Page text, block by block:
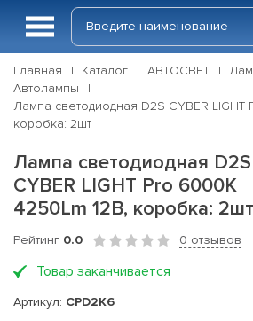
Главная Каталог АВТОСВЕТ
Автолампы
Лампа светодиодная D2S CYBER LIGHT
коробка: 2шт
Лампа светодиодная D2S
CYBER LIGHT Pro 6000K
4250Lm 12В, коробка: 2шт
Рейтинг 0.0 0 отзывов
Товар заканчивается
Артикул: CPD2K6